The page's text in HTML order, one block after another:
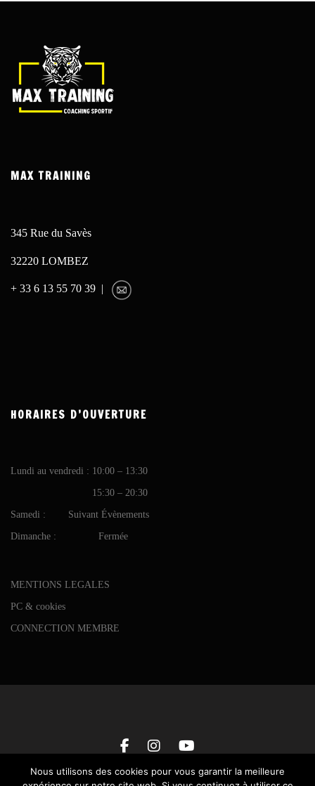
MAX TRAINING
345 Rue du Savès
32220 LOMBEZ
+ 33 6 13 55 70 39 |
HORAIRES D’OUVERTURE
Lundi au vendredi : 10:00 – 13:30
15:30 – 20:30
Samedi : Suivant Évènements
Dimanche : Fermée
MENTIONS LEGALES
PC & cookies
CONNECTION MEMBRE
Nous utilisons des cookies pour vous garantir la meilleure